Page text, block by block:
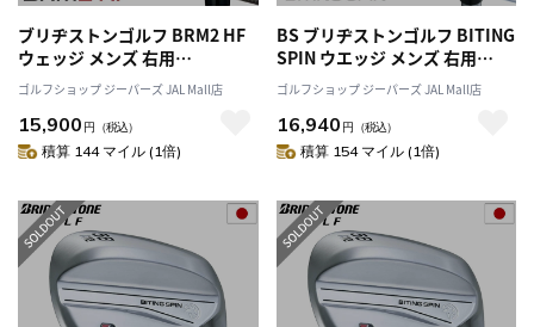
ブリヂストンゴルフ BRM2 HF
ウェッジ メンズ 右用
VANQUISH BS50i カーボンシ
ャフト 日本正規品 2023年モデ
ル
ゴルフショップ ジーパーズ JAL Mall店
15,900 円 （税込）
積算 144 マイル (1倍)
BS ブリヂストンゴルフ BITING
SPIN ウエッジ メンズ 右用
N.S.PRO MODUS3 TOUR120
スチールシャフト 2024年モデ
ル 日本正規品
ゴルフショップ ジーパーズ JAL Mall店
16,940 円 （税込）
積算 154 マイル (1倍)